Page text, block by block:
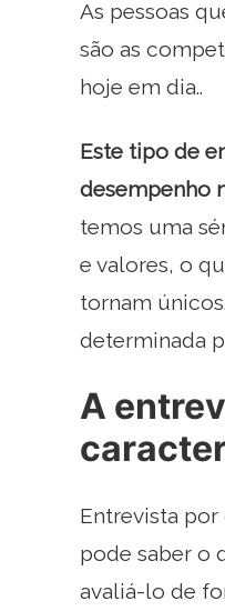
As pessoas
são as
hoje em dia..
Este tipo de
desempenho
temos uma
e valores, o
tornam
determinada
A
Entrevista
pode saber o
avaliá-lo de